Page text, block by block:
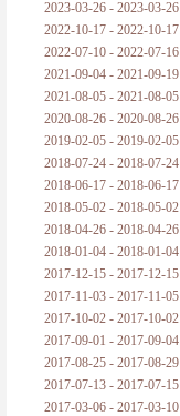
2023-03-26 - 2023-03-26
2022-10-17 - 2022-10-17
2022-07-10 - 2022-07-16
2021-09-04 - 2021-09-19
2021-08-05 - 2021-08-05
2020-08-26 - 2020-08-26
2019-02-05 - 2019-02-05
2018-07-24 - 2018-07-24
2018-06-17 - 2018-06-17
2018-05-02 - 2018-05-02
2018-04-26 - 2018-04-26
2018-01-04 - 2018-01-04
2017-12-15 - 2017-12-15
2017-11-03 - 2017-11-05
2017-10-02 - 2017-10-02
2017-09-01 - 2017-09-04
2017-08-25 - 2017-08-29
2017-07-13 - 2017-07-15
2017-03-06 - 2017-03-10